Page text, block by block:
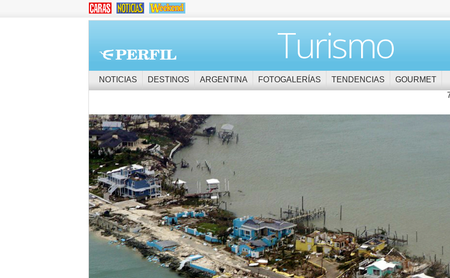
Turismo
NOTICIAS DESTINOS ARGENTINA FOTOGALERÍAS TENDENCIAS
GOURMET